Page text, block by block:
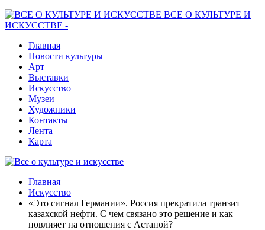
ВСЕ О КУЛЬТУРЕ И
ИСКУССТВЕ -
Главная
Новости культуры
Арт
Выставки
Искусство
Музеи
Художники
Контакты
Лента
Карта
Главная
Искусство
«Это сигнал Германии». Россия прекратила транзит
казахской нефти. С чем связано это решение и как
повлияет на отношения с Астаной?